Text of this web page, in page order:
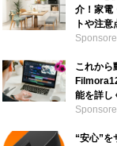
介！家電
トや注意
これから
能を詳し
“安心”を